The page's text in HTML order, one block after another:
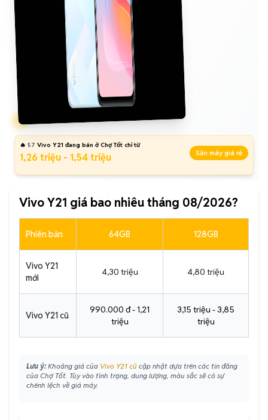
🔥 57 Vivo Y21 đang bán ở Chợ Tốt chỉ từ
1,26 triệu - 1,54 triệu Săn máy giá rẻ
Vivo Y21 giá bao nhiêu tháng 08/2026?
Phiên bản 64GB 128GB
Vivo Y21
mới
4,30 triệu 4,80 triệu
Vivo Y21 cũ
990.000 đ - 1,21
triệu
3,15 triệu - 3,85
triệu
Lưu ý: Khoảng giá của Vivo Y21 cũ cập nhật dựa trên các tin đăng
của Chợ Tốt. Tùy vào tình trạng, dung lượng, màu sắc sẽ có sự
chênh lệch về giá máy.